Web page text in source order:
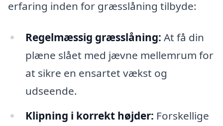
erfaring inden for græsslåning tilbyde:
Regelmæssig græsslåning: At få din
plæne slået med jævne mellemrum for
at sikre en ensartet vækst og
udseende.
Klipning i korrekt højder: Forskellige